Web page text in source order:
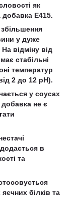
як
добавка E415.
у дуже
відміну від
стабільні
температур
2 до 12 pH).
у соусах
не є
в
та
білків та